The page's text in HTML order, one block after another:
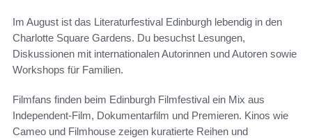
Im August ist das Literaturfestival Edinburgh lebendig in den
Charlotte Square Gardens. Du besuchst Lesungen,
Diskussionen mit internationalen Autorinnen und Autoren sowie
Workshops für Familien.
Filmfans finden beim Edinburgh Filmfestival ein Mix aus
Independent-Film, Dokumentarfilm und Premieren. Kinos wie
Cameo und Filmhouse zeigen kuratierte Reihen und